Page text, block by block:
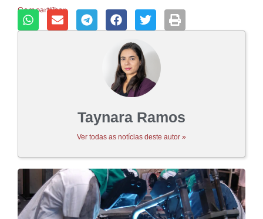
Compartilhar:
Taynara Ramos
Ver todas as notícias deste autor »